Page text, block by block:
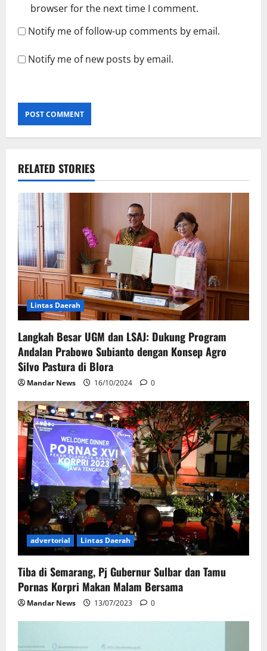
browser for the next time I comment.
Notify me of follow-up comments by email.
Notify me of new posts by email.
RELATED STORIES
Lintas Daerah
Langkah Besar UGM dan LSAJ: Dukung Program
Andalan Prabowo Subianto dengan Konsep Agro
Silvo Pastura di Blora
Mandar News 16/10/2024 0
advertorial Lintas Daerah
Tiba di Semarang, Pj Gubernur Sulbar dan Tamu
Pornas Korpri Makan Malam Bersama
Mandar News 13/07/2023 0